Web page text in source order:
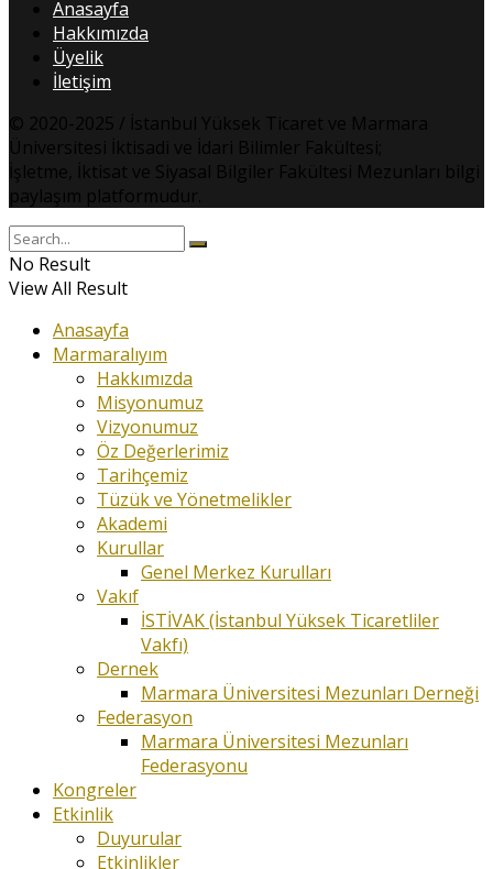
Anasayfa
Hakkımızda
Üyelik
İletişim
© 2020-2025 / İstanbul Yüksek Ticaret ve Marmara
Üniversitesi İktisadi ve İdari Bilimler Fakültesi;
İşletme, İktisat ve Siyasal Bilgiler Fakültesi Mezunları bilgi
paylaşım platformudur.
No Result
View All Result
Anasayfa
Marmaralıyım
Hakkımızda
Misyonumuz
Vizyonumuz
Öz Değerlerimiz
Tarihçemiz
Tüzük ve Yönetmelikler
Akademi
Kurullar
Genel Merkez Kurulları
Vakıf
İSTİVAK (İstanbul Yüksek Ticaretliler
Vakfı)
Dernek
Marmara Üniversitesi Mezunları Derneği
Federasyon
Marmara Üniversitesi Mezunları
Federasyonu
Kongreler
Etkinlik
Duyurular
Etkinlikler